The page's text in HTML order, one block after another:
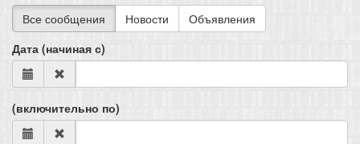
Все сообщения Новости
Объявления
Дата (начиная с)
(включительно по)